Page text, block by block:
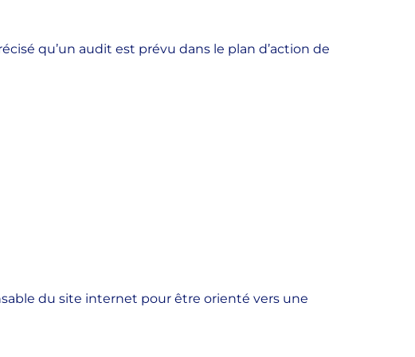
qu’un audit est prévu dans le plan d’action de
du site internet pour être orienté vers une